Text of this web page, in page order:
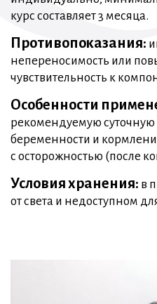
курс составляет 3 месяца.
Противопоказания:
непереносимость или
чувствительность к
Особенности
рекомендуемую
беременности и
с осторожностью (после
Условия хранения: в
от света и недоступном